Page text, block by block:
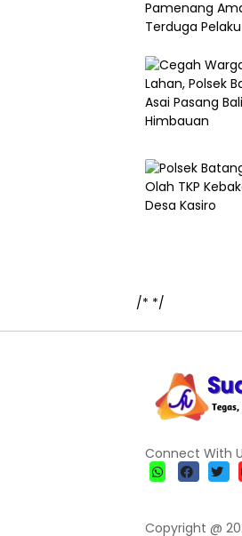
/* */
Connect With
Copyright @